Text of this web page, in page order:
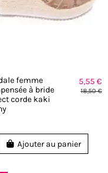
femme
à bride
corde kaki
5,55 €
18,50 €
Ajouter au panier